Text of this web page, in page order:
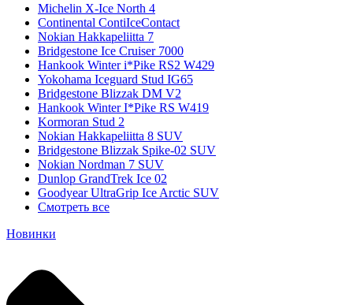
Michelin X-Ice North 4
Continental ContiIceContact
Nokian Hakkapeliitta 7
Bridgestone Ice Cruiser 7000
Hankook Winter i*Pike RS2 W429
Yokohama Iceguard Stud IG65
Bridgestone Blizzak DM V2
Hankook Winter I*Pike RS W419
Kormoran Stud 2
Nokian Hakkapeliitta 8 SUV
Bridgestone Blizzak Spike-02 SUV
Nokian Nordman 7 SUV
Dunlop GrandTrek Ice 02
Goodyear UltraGrip Ice Arctic SUV
Смотреть все
Новинки